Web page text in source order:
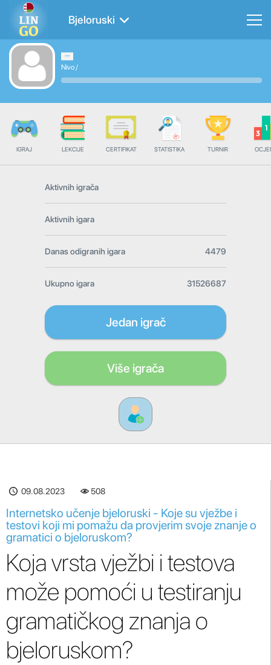
Bjeloruski
Nivo/
IGRAJ LEKCIJE CERTIFIKAT STATISTIKA TURNIR
Aktivnih igrača
Aktivnih igara
Danas odigranih igara 4479
Ukupno igara 31526687
Jedan igrač
Više igrača
09.08.2023 508
Internetsko učenje bjeloruski - Koje su vježbe i
testovi koji mi pomažu da provjerim svoje znanje o
gramatici o bjeloruskom?
Koja vrsta vježbi i testova
može pomoći u testiranju
gramatičkog znanja o
bjeloruskom?